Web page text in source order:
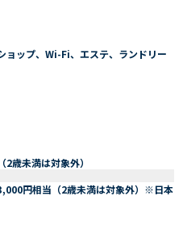
ョップ、Wi-Fi、エステ、ランドリー
歳未満は対象外）
円相当（2歳未満は対象外）※日本